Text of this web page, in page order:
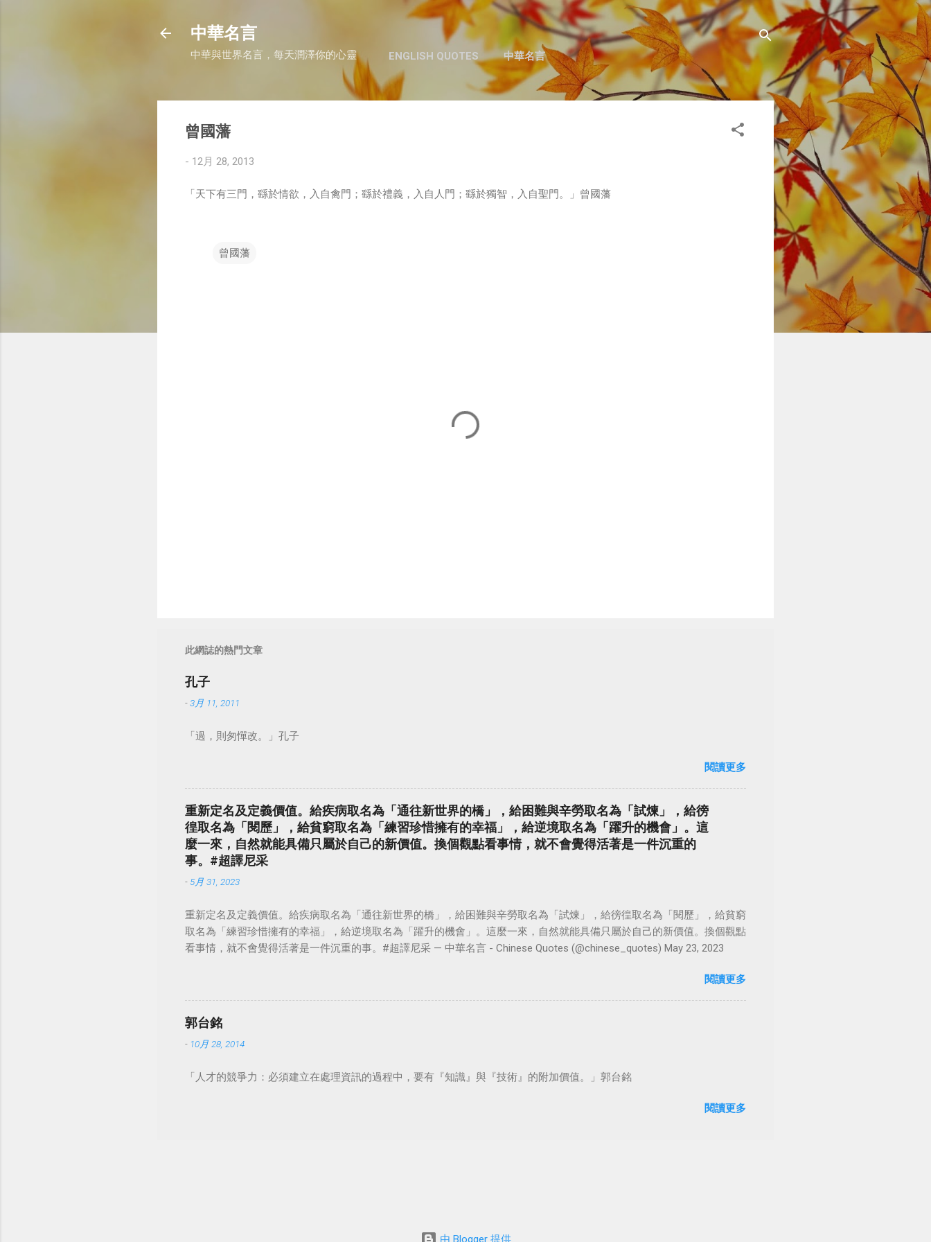
跳至主要內容
中華名言
中華與世界名言，每天潤澤你的心靈 ENGLISH QUOTES 中華名言
曾國藩
- 12月 28, 2013
「天下有三門，繇於情欲，入自禽門；繇於禮義，入自人門；繇於獨智，入自聖門。」曾國藩
曾國藩
此網誌的熱門文章
孔子
-3月 11, 2011
「過，則匆憚改。」孔子
閱讀更多
重新定名及定義價值。給疾病取名為「通往新世界的橋」，給困難與辛勞取名為「試煉」，給徬
徨取名為「閱歷」，給貧窮取名為「練習珍惜擁有的幸福」，給逆境取名為「躍升的機會」。這
麼一來，自然就能具備只屬於自己的新價值。換個觀點看事情，就不會覺得活著是一件沉重的
事。#超譯尼采
- 5月 31, 2023
重新定名及定義價值。給疾病取名為「通往新世界的橋」，給困難與辛勞取名為「試煉」，給徬徨取名為「閱歷」，給貧窮
取名為「練習珍惜擁有的幸福」，給逆境取名為「躍升的機會」。這麼一來，自然就能具備只屬於自己的新價值。換個觀點
看事情，就不會覺得活著是一件沉重的事。#超譯尼采 — 中華名言 - Chinese Quotes (@chinese_quotes) May 23, 2023
閱讀更多
郭台銘
- 10月 28, 2014
「人才的競爭力：必須建立在處理資訊的過程中，要有『知識』與『技術』的附加價值。」郭台銘
閱讀更多
由 Blogger 提供